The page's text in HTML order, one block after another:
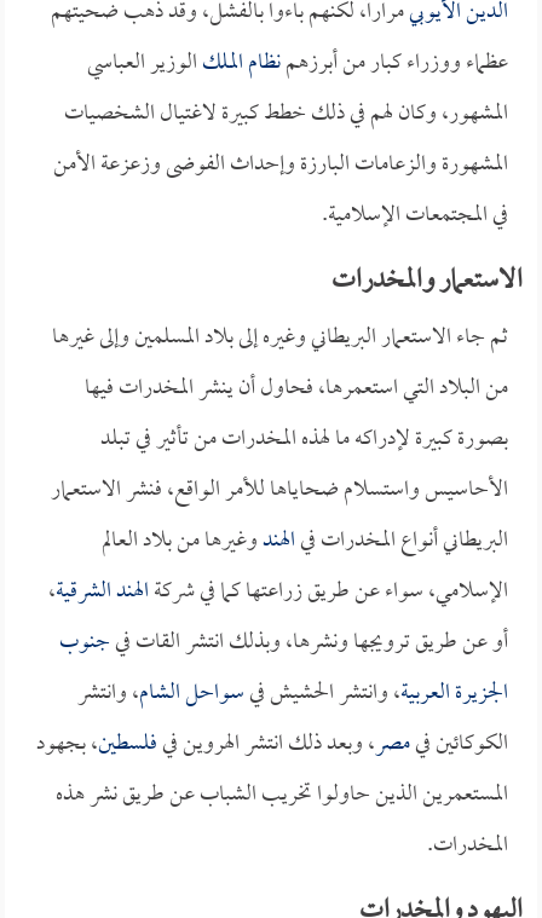
الدين الأيوبيمراراً، لكنهم باءوا بالفشل، وقد ذهب ضحيتهم
عظماء ووزراء كبار من أبرزهمنظام الملكالوزير العباسي
المشهور، وكان لهم في ذلك خطط كبيرة لاغتيال الشخصيات
المشهورة والزعامات البارزة وإحداث الفوضى وزعزعة الأمن
في المجتمعات الإسلامية.
الاستعمار والمخدرات
ثم جاء الاستعمار البريطاني وغيره إلى بلاد المسلمين وإلى غيرها
من البلاد التي استعمرها، فحاول أن ينشر المخدرات فيها
بصورة كبيرة لإدراكه ما لهذه المخدرات من تأثير في تبلد
الأحاسيس واستسلام ضحاياها للأمر الواقع، فنشر الاستعمار
البريطاني أنواع المخدرات فيالهندوغيرها من بلاد العالم
الإسلامي، سواء عن طريق زراعتها كما في شركةالهند الشرقية،
أو عن طريق ترويجها ونشرها، وبذلك انتشر القات فيجنوب
الجزيرة العربية، وانتشر الحشيش فيسواحل الشام، وانتشر
الكوكائين فيمصر، وبعد ذلك انتشر الهروين فيفلسطين، بجهود
المستعمرين الذين حاولوا تخريب الشباب عن طريق نشر هذه
المخدرات.